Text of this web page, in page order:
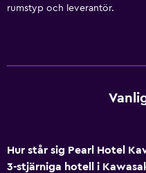
rumstyp och leverantör.
Hur står sig Pearl Hotel
3-stjärniga hotell i